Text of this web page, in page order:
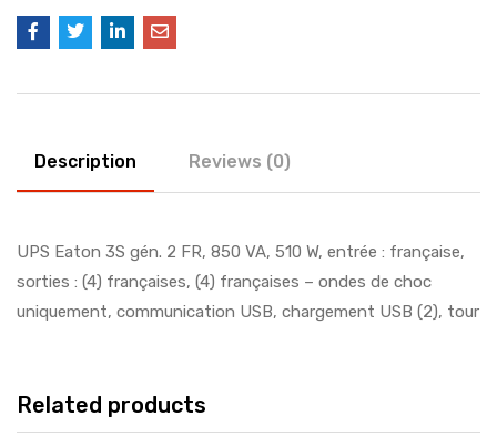
Description Reviews (0)
UPS Eaton 3S gén. 2 FR, 850 VA, 510 W, entrée : française,
sorties : (4) françaises, (4) françaises – ondes de choc
uniquement, communication USB, chargement USB (2), tour
Related products